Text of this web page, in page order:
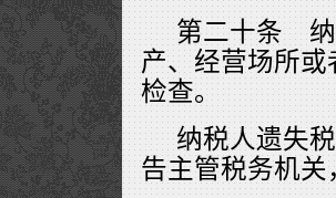
第二十条 纳
产、经营场所
检查。
纳税人遗失
告主管税务机